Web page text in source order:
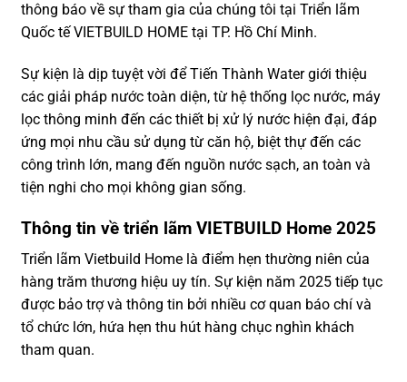
thông báo về sự tham gia của chúng tôi tại Triển lãm
Quốc tế VIETBUILD HOME tại TP. Hồ Chí Minh.
Sự kiện là dịp tuyệt vời để Tiến Thành Water giới thiệu
các giải pháp nước toàn diện, từ hệ thống lọc nước, máy
lọc thông minh đến các thiết bị xử lý nước hiện đại, đáp
ứng mọi nhu cầu sử dụng từ căn hộ, biệt thự đến các
công trình lớn, mang đến nguồn nước sạch, an toàn và
tiện nghi cho mọi không gian sống.
Thông tin về triển lãm VIETBUILD Home 2025
Triển lãm Vietbuild Home là điểm hẹn thường niên của
hàng trăm thương hiệu uy tín. Sự kiện năm 2025 tiếp tục
được bảo trợ và thông tin bởi nhiều cơ quan báo chí và
tổ chức lớn, hứa hẹn thu hút hàng chục nghìn khách
tham quan.